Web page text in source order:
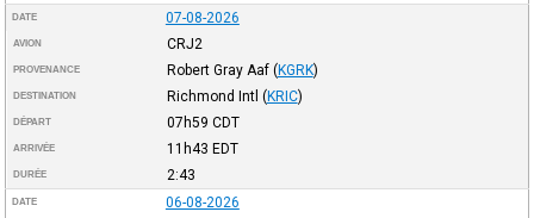
DATE 07-08-2026
AVION CRJ2
PROVENANCE Robert Gray Aaf (KGRK)
DESTINATION Richmond Intl (KRIC)
DÉPART 07h59 CDT
ARRIVÉE 11h43 EDT
DURÉE 2:43
DATE 06-08-2026